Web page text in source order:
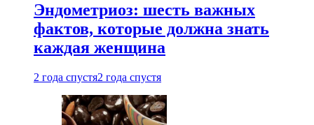
Эндометриоз: шесть важных
фактов, которые должна знать
каждая женщина
2 года спустя2 года спустя